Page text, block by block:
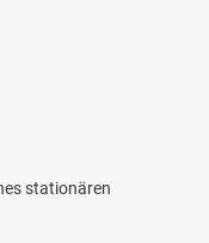
stationären